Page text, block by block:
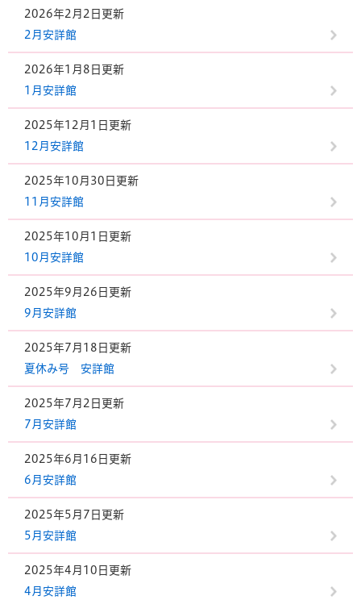
2026年2月2日更新
2月安詳館
2026年1月8日更新
1月安詳館
2025年12月1日更新
12月安詳館
2025年10月30日更新
11月安詳館
2025年10月1日更新
10月安詳館
2025年9月26日更新
9月安詳館
2025年7月18日更新
夏休み号 安詳館
2025年7月2日更新
7月安詳館
2025年6月16日更新
6月安詳館
2025年5月7日更新
5月安詳館
2025年4月10日更新
4月安詳館